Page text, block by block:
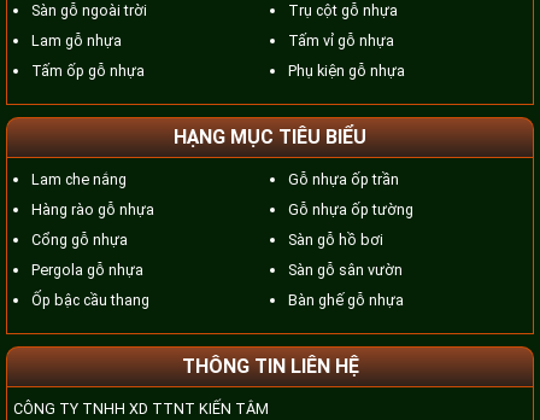
Sàn gỗ ngoài trời
Lam gỗ nhựa
Tấm ốp gỗ nhựa
Trụ cột gỗ nhựa
Tấm vỉ gỗ nhựa
Phụ kiện gỗ nhựa
HẠNG MỤC TIÊU BIỂU
Lam che nắng
Hàng rào gỗ nhựa
Cổng gỗ nhựa
Pergola gỗ nhựa
Ốp bậc cầu thang
Gỗ nhựa ốp trần
Gỗ nhựa ốp tường
Sàn gỗ hồ bơi
Sàn gỗ sân vườn
Bàn ghế gỗ nhựa
THÔNG TIN LIÊN HỆ
CÔNG TY TNHH XD TTNT KIẾN TÂM